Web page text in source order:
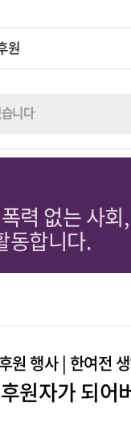
원
니다
력 없는 사회,
동합니다.
원 행사 | 한여전
원자가 되어